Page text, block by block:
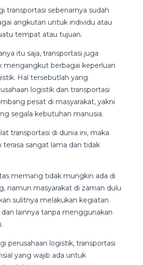
transportasi sebenarnya sudah
angkutan untuk individu atau
tempat atau tujuan.
itu saja, transportasi juga
mengangkut berbagai keperluan
Hal tersebutlah yang
logistik dan transportasi
pesat di masyarakat, yakni
segala kebutuhan manusia.
transportasi di dunia ini, maka
terasa sangat lama dan tidak
memang tidak mungkin ada di
namun masyarakat di zaman dulu
sulitnya melakukan kegiatan
lainnya tanpa menggunakan
perusahaan logistik, transportasi
yang wajib ada untuk